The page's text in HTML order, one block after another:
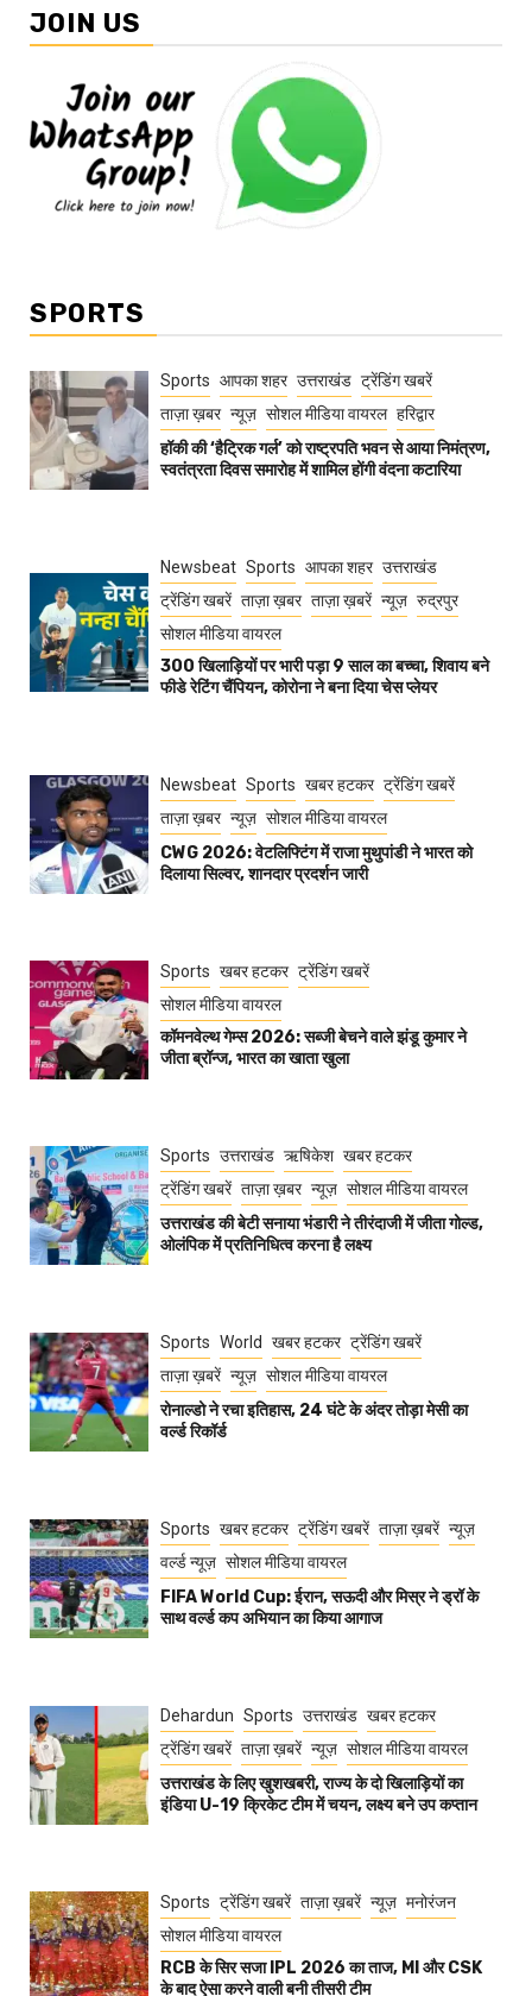
JOIN US
SPORTS
Sports आपका शहर उत्तराखंड ट्रेंडिंग खबरें
ताज़ा ख़बर न्यूज़ सोशल मीडिया वायरल हरिद्वार
हॉकी की ‘हैट्रिक गर्ल’ को राष्ट्रपति भवन से आया निमंत्रण,
स्वतंत्रता दिवस समारोह में शामिल होंगी वंदना कटारिया
Newsbeat Sports आपका शहर उत्तराखंड
ट्रेंडिंग खबरें ताज़ा ख़बर ताज़ा ख़बरें न्यूज़ रुद्रपुर
सोशल मीडिया वायरल
300 खिलाड़ियों पर भारी पड़ा 9 साल का बच्चा, शिवाय बने
फीडे रेटिंग चैंपियन, कोरोना ने बना दिया चेस प्लेयर
Newsbeat Sports खबर हटकर ट्रेंडिंग खबरें
ताज़ा ख़बर न्यूज़ सोशल मीडिया वायरल
CWG 2026: वेटलिफ्टिंग में राजा मुथुपांडी ने भारत को
दिलाया सिल्वर, शानदार प्रदर्शन जारी
Sports खबर हटकर ट्रेंडिंग खबरें
सोशल मीडिया वायरल
कॉमनवेल्थ गेम्स 2026: सब्जी बेचने वाले झंडू कुमार ने
जीता ब्रॉन्ज, भारत का खाता खुला
Sports उत्तराखंड ऋषिकेश खबर हटकर
ट्रेंडिंग खबरें ताज़ा ख़बर न्यूज़ सोशल मीडिया वायरल
उत्तराखंड की बेटी सनाया भंडारी ने तीरंदाजी में जीता गोल्ड,
ओलंपिक में प्रतिनिधित्व करना है लक्ष्य
Sports World खबर हटकर ट्रेंडिंग खबरें
ताज़ा ख़बरें न्यूज़ सोशल मीडिया वायरल
रोनाल्डो ने रचा इतिहास, 24 घंटे के अंदर तोड़ा मेसी का
वर्ल्ड रिकॉर्ड
Sports खबर हटकर ट्रेंडिंग खबरें ताज़ा ख़बरें न्यूज़
वर्ल्ड न्यूज़ सोशल मीडिया वायरल
FIFA World Cup: ईरान, सऊदी और मिस्र ने ड्रॉ के
साथ वर्ल्ड कप अभियान का किया आगाज
Dehardun Sports उत्तराखंड खबर हटकर
ट्रेंडिंग खबरें ताज़ा ख़बरें न्यूज़ सोशल मीडिया वायरल
उत्तराखंड के लिए खुशखबरी, राज्य के दो खिलाड़ियों का
इंडिया U-19 क्रिकेट टीम में चयन, लक्ष्य बने उप कप्तान
Sports ट्रेंडिंग खबरें ताज़ा ख़बरें न्यूज़ मनोरंजन
सोशल मीडिया वायरल
RCB के सिर सजा IPL 2026 का ताज, MI और CSK
के बाद ऐसा करने वाली बनी तीसरी टीम